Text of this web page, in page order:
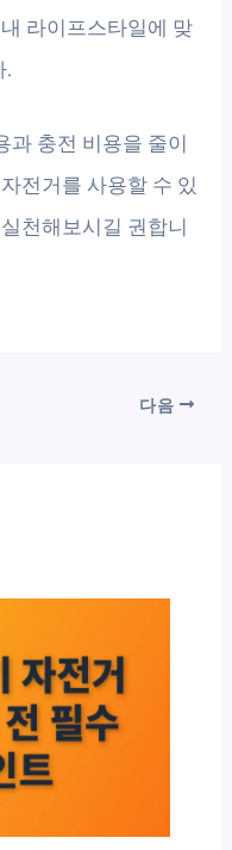
라이프스타일에 맞
.
과 충전 비용을 줄이
전거를 사용할 수 있
천해보시길 권합니
다음